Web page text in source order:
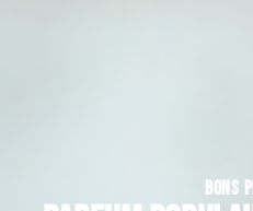
BONS